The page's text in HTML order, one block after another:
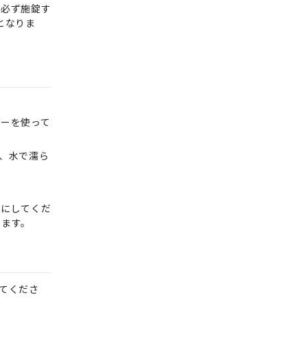
ず施錠す
なりま
を使って
水で濡ら
してくだ
す。
くださ